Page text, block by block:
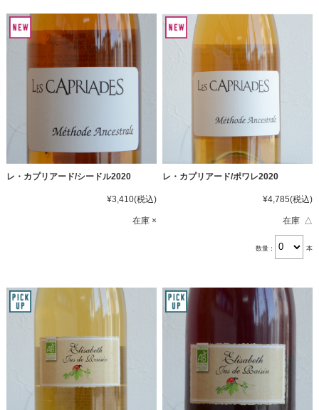
レ・カプリアード/シードル2020
¥3,410(税込)
在庫 ×
レ・カプリアード/ポワレ2020
¥4,785(税込)
在庫 △
数量： 本